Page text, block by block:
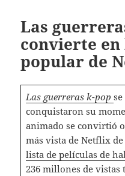
Las
convierte
popular de
Las guerreras k-pop
conquistaron su
animado se convirtió
más vista de Netflix
lista de películas de
236 millones de vistas